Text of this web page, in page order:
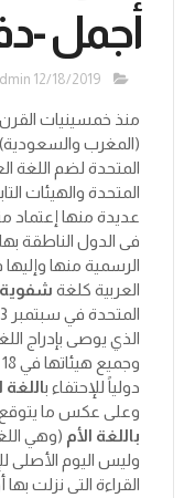
أجمل -
12/18/2019
منذ خمسينيات
(المغرب
المتحدة لضم اللغة
المتحدة والهيئات
عديدة منها إعتماد
العربية كلغة شفوية
الذي يوصى بإدراج
دولياً للإحتفاء باللغة
وعلى عكس ما يتوقع البعض
باللغة الأم (وهي
وليس اليوم الأصلى
القراءة التى نزلت